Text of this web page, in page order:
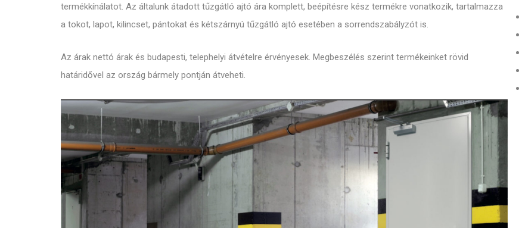
termékkínálatot. Az általunk átadott tűzgátló ajtó ára komplett, beépítésre kész termékre vonatkozik, tartalmazza
a tokot, lapot, kilincset, pántokat és kétszárnyú tűzgátló ajtó esetében a sorrendszabályzót is.
Az árak nettó árak és budapesti, telephelyi átvételre érvényesek. Megbeszélés szerint termékeinket rövid
határidővel az ország bármely pontján átveheti.